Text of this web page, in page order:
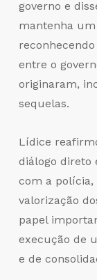
governo e
mantenha
entre o
originaram,
sequelas.
Lídice
diálogo direto
com a polícia,
valorização
papel
execução de
e de